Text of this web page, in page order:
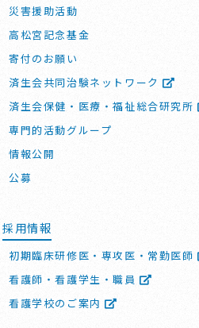
災害援助活動
高松宮記念基金
寄付のお願い
済生会共同治験ネットワーク
済生会保健・医療・福祉総合研究所
専門的活動グループ
情報公開
公募
採用情報
初期臨床研修医・専攻医・常勤医師
看護師・看護学生・職員
看護学校のご案内